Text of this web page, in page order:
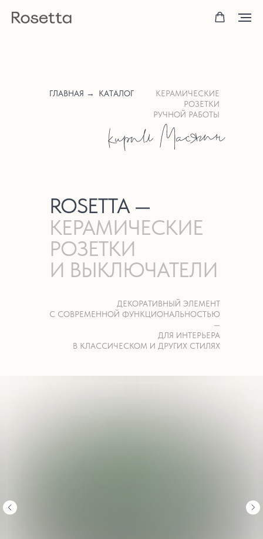
КЕРАМИЧЕСКИЕ
РОЗЕТКИ
РУЧНОЙ РАБОТЫ
ГЛАВНАЯ → КАТАЛОГ
ROSETTA —
КЕРАМИЧЕСКИЕ
РОЗЕТКИ
И ВЫКЛЮЧАТЕЛИ
ДЕКОРАТИВНЫЙ ЭЛЕМЕНТ
С СОВРЕМЕННОЙ ФУНКЦИОНАЛЬНОСТЬЮ
—
ДЛЯ ИНТЕРЬЕРА
В КЛАССИЧЕСКОМ И ДРУГИХ СТИЛЯХ